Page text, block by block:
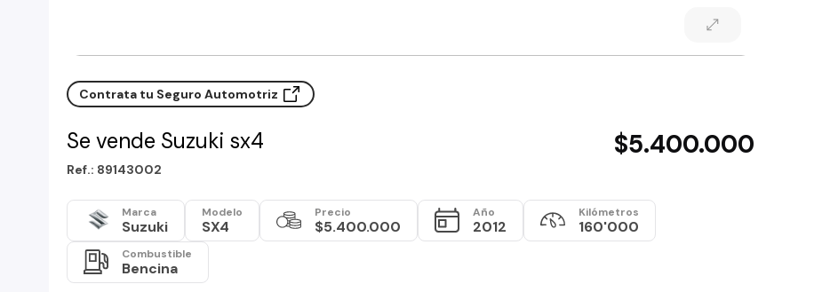
Contrata tu Seguro Automotriz
Se vende Suzuki sx4 $5.400.000
Ref.: 89143002
Marca
Suzuki
Modelo
SX4
Precio
$5.400.000
Año
2012
Kilómetros
160'000
Combustible
Bencina